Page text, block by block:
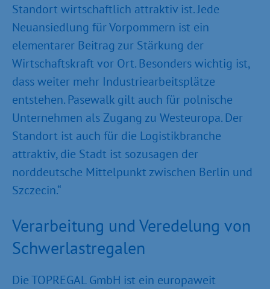
Standort wirtschaftlich attraktiv ist. Jede
Neuansiedlung für Vorpommern ist ein
elementarer Beitrag zur Stärkung der
Wirtschaftskraft vor Ort. Besonders wichtig ist,
dass weiter mehr Industriearbeitsplätze
entstehen. Pasewalk gilt auch für polnische
Unternehmen als Zugang zu Westeuropa. Der
Standort ist auch für die Logistikbranche
attraktiv, die Stadt ist sozusagen der
norddeutsche Mittelpunkt zwischen Berlin und
Szczecin.“
Verarbeitung und Veredelung von
Schwerlastregalen
Die TOPREGAL GmbH ist ein europaweit